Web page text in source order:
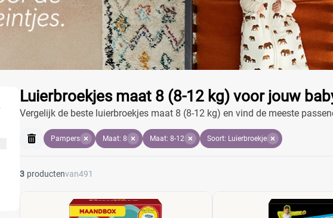
Luierbroekjes maat 8 (8-12 kg) voor jouw
Vergelijk de beste luierbroekjes maat 8 (8-12 kg) en vind de meeste
Producten
Pampers Maat: 8 Maat: 8-12 Soort: Luierbroekje
3 productenvan491